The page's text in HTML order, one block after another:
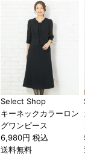
Select Shop
キーネックカラーロン
グワンピース
6,980円 税込
送料無料